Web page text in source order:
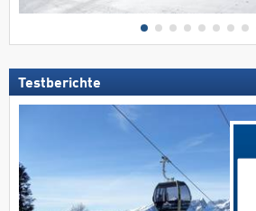
Testberichte